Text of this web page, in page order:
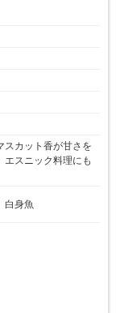
スカット香が甘さを
エスニック料理にも
白身魚